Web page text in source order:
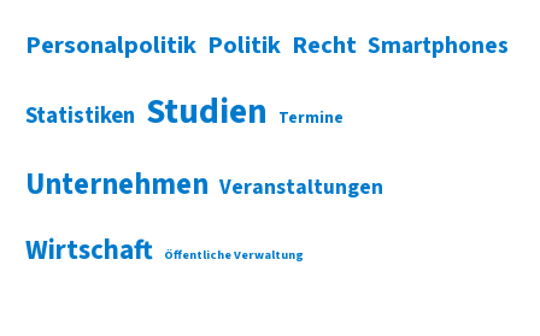
Personalpolitik Politik Recht Smartphones
Statistiken Studien Termine
Unternehmen Veranstaltungen
Wirtschaft Öffentliche Verwaltung